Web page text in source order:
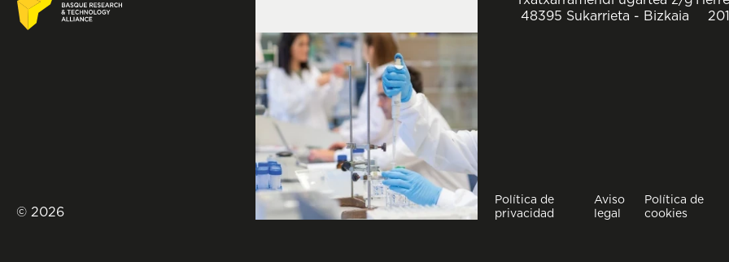
© 2026
48395 Sukarrieta - Bizkaia
Política de
privacidad
Aviso
legal
Política de
cookies